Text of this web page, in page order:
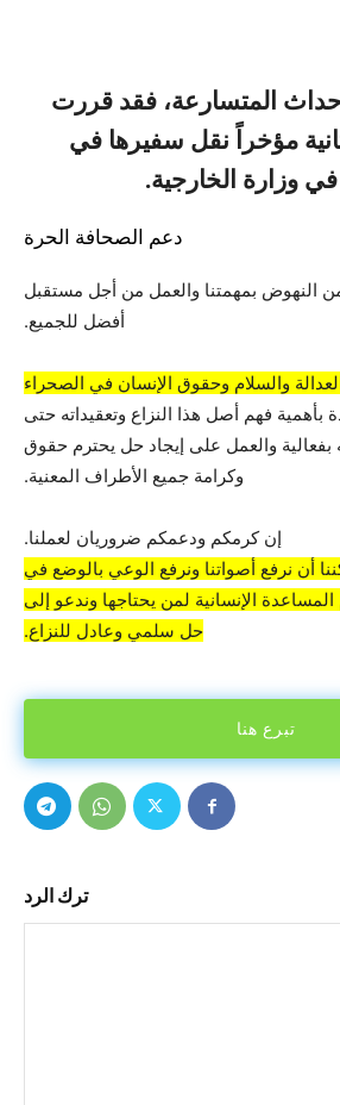
المتسارعة، فقد قررت
مؤخراً نقل سفيرها في
وزارة الخارجية.
دعم الصحافة الحرة
النهوض بمهمتنا والعمل من أجل مستقبل
أفضل للجميع.
والسلام وحقوق الإنسان في الصحراء
فهم أصل هذا النزاع وتعقيداته حتى
بفعالية والعمل على إيجاد حل يحترم حقوق
وكرامة جميع الأطراف المعنية.
إن كرمكم ودعمكم ضروريان لعملنا.
أن نرفع أصواتنا ونرفع الوعي بالوضع في
المساعدة الإنسانية لمن يحتاجها وندعو إلى
حل سلمي وعادل للنزاع.
تبرع هنا
ترك الرد